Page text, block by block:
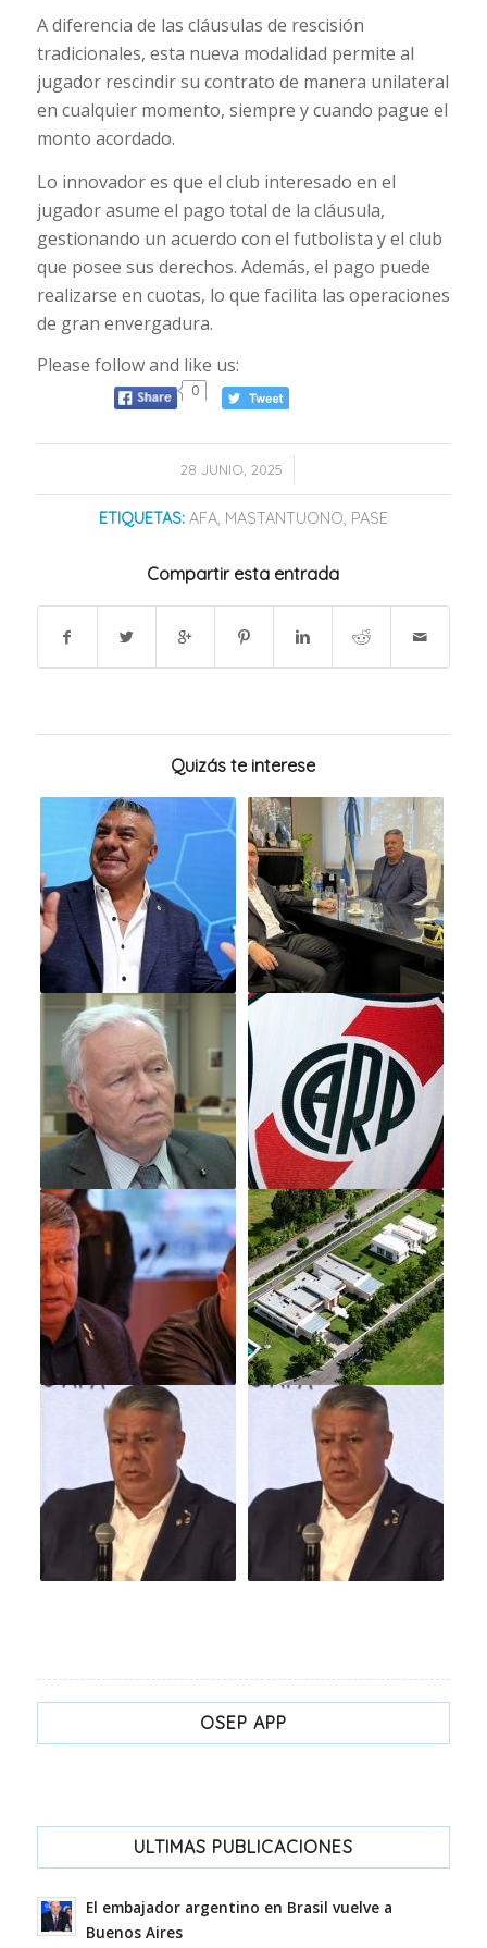
A diferencia de las cláusulas de rescisión
tradicionales, esta nueva modalidad permite al
jugador rescindir su contrato de manera unilateral
en cualquier momento, siempre y cuando pague el
monto acordado.
Lo innovador es que el club interesado en el
jugador asume el pago total de la cláusula,
gestionando un acuerdo con el futbolista y el club
que posee sus derechos. Además, el pago puede
realizarse en cuotas, lo que facilita las operaciones
de gran envergadura.
Please follow and like us:
0
28 JUNIO, 2025
/
ETIQUETAS: AFA, MASTANTUONO, PASE
Compartir esta entrada
Quizás te interese
OSEP APP
ULTIMAS PUBLICACIONES
El embajador argentino en Brasil vuelve a
Buenos Aires